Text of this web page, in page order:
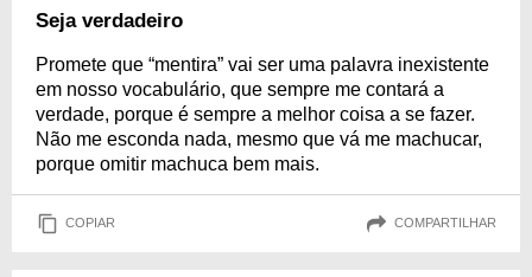
Seja verdadeiro
Promete que “mentira” vai ser uma palavra inexistente
em nosso vocabulário, que sempre me contará a
verdade, porque é sempre a melhor coisa a se fazer.
Não me esconda nada, mesmo que vá me machucar,
porque omitir machuca bem mais.
COPIAR COMPARTILHAR